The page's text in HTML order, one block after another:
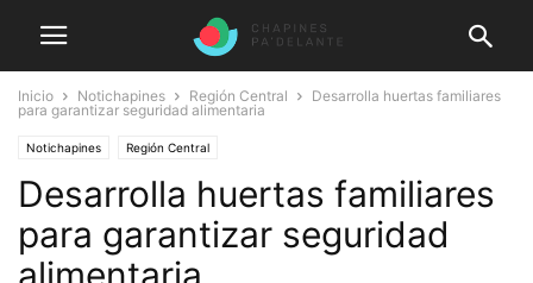
Inicio Notichapines Región Central
Desarrolla huertas familiares
para garantizar seguridad alimentaria
Notichapines Región Central
Desarrolla huertas familiares
para garantizar seguridad